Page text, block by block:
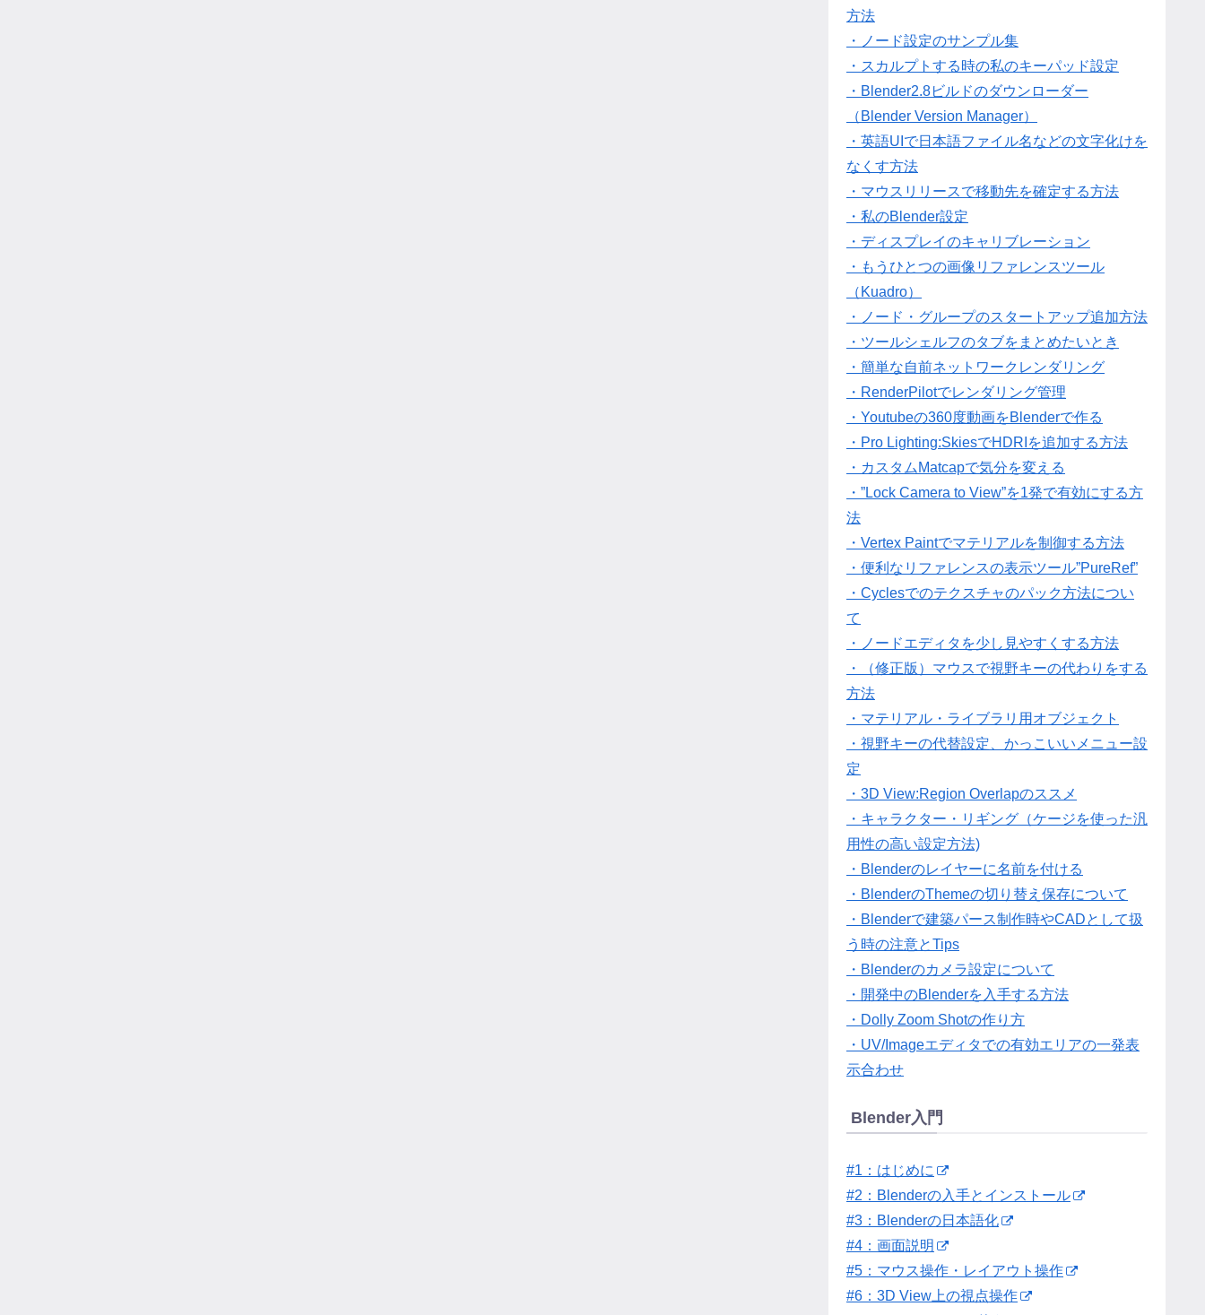
方法
・ノード設定のサンプル集
・スカルプトする時の私のキーパッド設定
・Blender2.8ビルドのダウンローダー
（Blender Version Manager）
・英語UIで日本語ファイル名などの文字化けを
なくす方法
・マウスリリースで移動先を確定する方法
・私のBlender設定
・ディスプレイのキャリブレーション
・もうひとつの画像リファレンスツール
（Kuadro）
・ノード・グループのスタートアップ追加方法
・ツールシェルフのタブをまとめたいとき
・簡単な自前ネットワークレンダリング
・RenderPilotでレンダリング管理
・Youtubeの360度動画をBlenderで作る
・Pro Lighting:SkiesでHDRIを追加する方法
・カスタムMatcapで気分を変える
・”Lock Camera to View”を1発で有効にする方
法
・Vertex Paintでマテリアルを制御する方法
・便利なリファレンスの表示ツール”PureRef”
・Cyclesでのテクスチャのパック方法につい
て
・ノードエディタを少し見やすくする方法
・（修正版）マウスで視野キーの代わりをする
方法
・マテリアル・ライブラリ用オブジェクト
・視野キーの代替設定、かっこいいメニュー設
定
・3D View:Region Overlapのススメ
・キャラクター・リギング（ケージを使った汎
用性の高い設定方法)
・Blenderのレイヤーに名前を付ける
・BlenderのThemeの切り替え保存について
・Blenderで建築パース制作時やCADとして扱
う時の注意とTips
・Blenderのカメラ設定について
・開発中のBlenderを入手する方法
・Dolly Zoom Shotの作り方
・UV/Imageエディタでの有効エリアの一発表
示合わせ
Blender入門
#1：はじめに
#2：Blenderの入手とインストール
#3：Blenderの日本語化
#4：画面説明
#5：マウス操作・レイアウト操作
#6：3D View上の視点操作